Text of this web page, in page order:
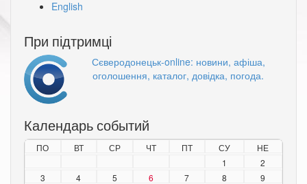
English
При підтримці
Сєверодонецьк-online: новини, афіша,
оголошення, каталог, довідка, погода.
Календарь событий
ПО ВТ СР ЧТ ПТ СУ
НЕ
1
2
3
4 5 6 7 8
9